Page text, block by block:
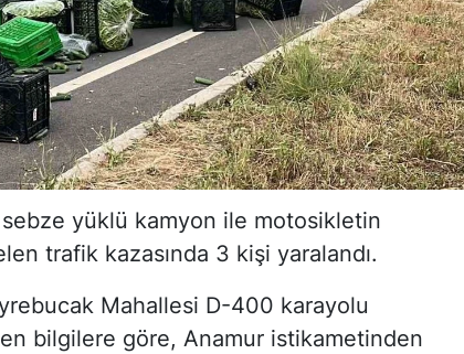
yüklü kamyon ile motosikletin
trafik kazasında 3 kişi yaralandı.
Mahallesi D-400 karayolu
bilgilere göre, Anamur istikametinden